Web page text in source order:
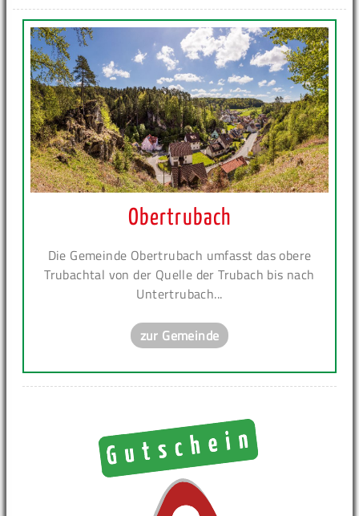
Obertrubach
Die Gemeinde Obertrubach umfasst das obere
Trubachtal von der Quelle der Trubach bis nach
Untertrubach...
zur Gemeinde